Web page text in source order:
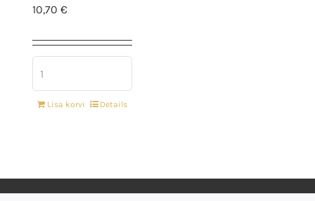
10,70 €
Lisa korvi Details